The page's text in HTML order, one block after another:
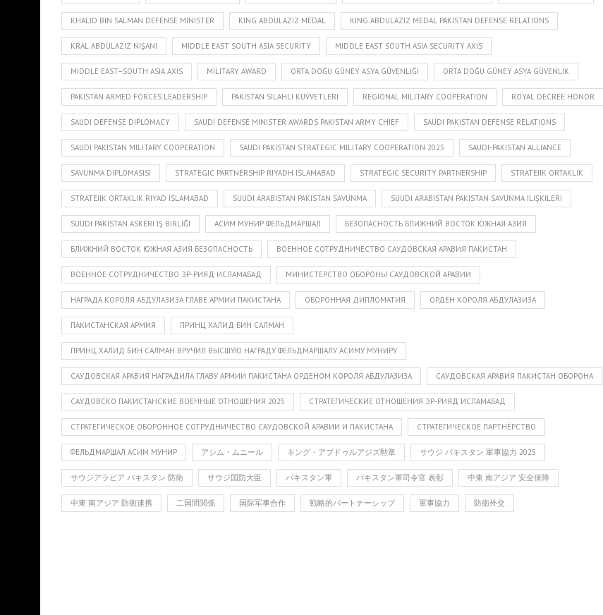
KHALID BIN SALMAN DEFENSE MINISTER KING ABDULAZIZ MEDAL KING ABDULAZIZ MEDAL PAKISTAN DEFENSE RELATIONS
KRAL ABDÜLAZIZ NIŞANI MIDDLE EAST SOUTH ASIA SECURITY MIDDLE EAST SOUTH ASIA SECURITY AXIS
MIDDLE EAST–SOUTH ASIA AXIS MILITARY AWARD ORTA DOĞU GÜNEY ASYA GÜVENLIĞI ORTA DOĞU GÜNEY ASYA GÜVENLIK
PAKISTAN ARMED FORCES LEADERSHIP PAKISTAN SILAHLI KUVVETLERI REGIONAL MILITARY COOPERATION ROYAL DECREE HONOR
SAUDI DEFENSE DIPLOMACY SAUDI DEFENSE MINISTER AWARDS PAKISTAN ARMY CHIEF SAUDI PAKISTAN DEFENSE RELATIONS
SAUDI PAKISTAN MILITARY COOPERATION SAUDI PAKISTAN STRATEGIC MILITARY COOPERATION 2025 SAUDI-PAKISTAN ALLIANCE
SAVUNMA DIPLOMASISI STRATEGIC PARTNERSHIP RIYADH ISLAMABAD STRATEGIC SECURITY PARTNERSHIP STRATEJIK ORTAKLIK
STRATEJIK ORTAKLIK RIYAD İSLAMABAD SUUDI ARABISTAN PAKISTAN SAVUNMA SUUDI ARABISTAN PAKISTAN SAVUNMA ILIŞKILERI
SUUDI PAKISTAN ASKERI IŞ BIRLIĞI АСИМ МУНИР ФЕЛЬДМАРШАЛ БЕЗОПАСНОСТЬ БЛИЖНИЙ ВОСТОК ЮЖНАЯ АЗИЯ
БЛИЖНИЙ ВОСТОК ЮЖНАЯ АЗИЯ БЕЗОПАСНОСТЬ ВОЕННОЕ СОТРУДНИЧЕСТВО САУДОВСКАЯ АРАВИЯ ПАКИСТАН
ВОЕННОЕ СОТРУДНИЧЕСТВО ЭР-РИЯД ИСЛАМАБАД МИНИСТЕРСТВО ОБОРОНЫ САУДОВСКОЙ АРАВИИ
НАГРАДА КОРОЛЯ АБДУЛАЗИЗА ГЛАВЕ АРМИИ ПАКИСТАНА ОБОРОННАЯ ДИПЛОМАТИЯ ОРДЕН КОРОЛЯ АБДУЛАЗИЗА
ПАКИСТАНСКАЯ АРМИЯ ПРИНЦ ХАЛИД БИН САЛМАН
ПРИНЦ ХАЛИД БИН САЛМАН ВРУЧИЛ ВЫСШУЮ НАГРАДУ ФЕЛЬДМАРШАЛУ АСИМУ МУНИРУ
САУДОВСКАЯ АРАВИЯ НАГРАДИЛА ГЛАВУ АРМИИ ПАКИСТАНА ОРДЕНОМ КОРОЛЯ АБДУЛАЗИЗА САУДОВСКАЯ АРАВИЯ ПАКИСТАН ОБОРОНА
САУДОВСКО ПАКИСТАНСКИЕ ВОЕННЫЕ ОТНОШЕНИЯ 2025 СТРАТЕГИЧЕСКИЕ ОТНОШЕНИЯ ЭР-РИЯД ИСЛАМАБАД
СТРАТЕГИЧЕСКОЕ ОБОРОННОЕ СОТРУДНИЧЕСТВО САУДОВСКОЙ АРАВИИ И ПАКИСТАНА СТРАТЕГИЧЕСКОЕ ПАРТНЁРСТВО
ФЕЛЬДМАРШАЛ АСИМ МУНИР アシム・ムニール キング・アブドゥルアジズ勲章 サウジ パキスタン 軍事協力 2025
サウジアラビア パキスタン 防衛 サウジ国防大臣 パキスタン軍 パキスタン軍司令官 表彰 中東 南アジア 安全保障
中東 南アジア 防衛連携 二国間関係 国际军事合作 戦略的パートナーシップ 軍事協力 防衛外交